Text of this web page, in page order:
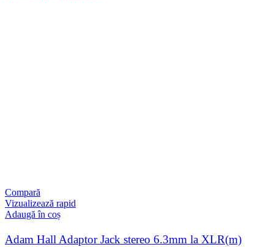
Compară
Vizualizează rapid
Adaugă în coș
Adam Hall Adaptor Jack stereo 6.3mm la XLR(m)